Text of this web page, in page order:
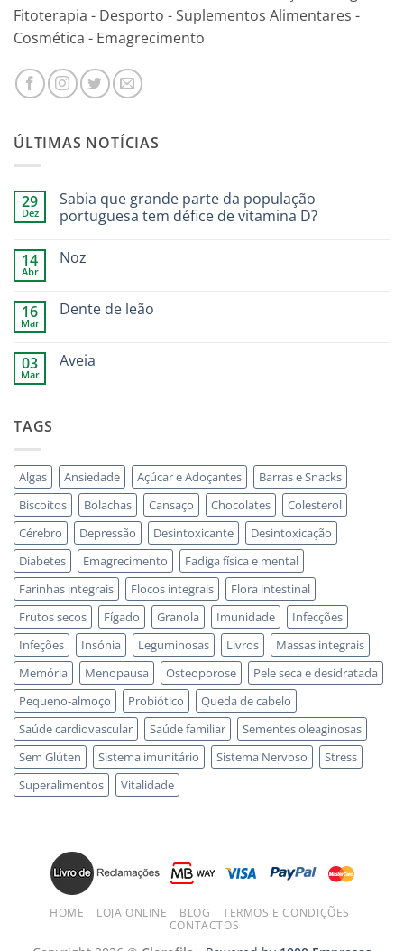
Fitoterapia - Desporto - Suplementos Alimentares -
Cosmética - Emagrecimento
ÚLTIMAS NOTÍCIAS
29
Dez
Sabia que grande parte da população
portuguesa tem défice de vitamina D?
14
Abr
Noz
16
Mar
Dente de leão
03
Mar
Aveia
TAGS
Algas Ansiedade Açúcar e Adoçantes
Barras e Snacks
Biscoitos
Bolachas Cansaço Chocolates
Colesterol
Cérebro
Depressão Desintoxicante
Desintoxicação
Diabetes
Emagrecimento
Fadiga física e mental
Farinhas integrais
Flocos integrais
Flora intestinal
Frutos secos
Fígado Granola Imunidade
Infecções
Infeções
Insónia Leguminosas Livros
Massas integrais
Memória
Menopausa Osteoporose
Pele seca e desidratada
Pequeno-almoço
Probiótico
Queda de cabelo
Saúde cardiovascular
Saúde familiar
Sementes oleaginosas
Sem Glúten
Sistema imunitário Sistema Nervoso
Stress
Superalimentos
Vitalidade
HOME LOJA ONLINE BLOG
TERMOS E CONDIÇÕES
CONTACTOS